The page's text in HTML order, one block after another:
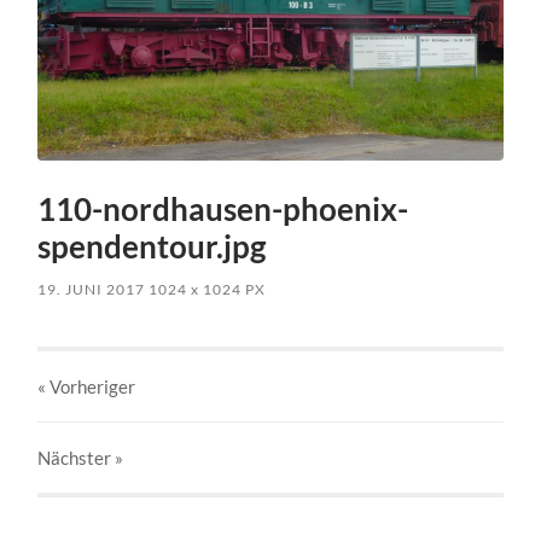
110-nordhausen-phoenix-
spendentour.jpg
19. JUNI 2017 1024x 1024 PX
« Vorheriger
Nächster »